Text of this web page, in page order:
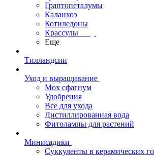
Граптопеталумы
Каланхоэ
Котиледоны
Крассулы
Еще
Тилландсии
Уход и выращивание
Мох сфагнум
Удобрения
Все для ухода
Дистиллированная вода
Фитолампы для растений
Минисадики
Суккуленты в керамических